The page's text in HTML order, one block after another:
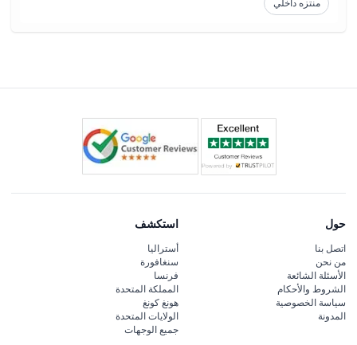
منتزه داخلي
حول
اتصل بنا
من نحن
الأسئلة الشائعة
الشروط والأحكام
سياسة الخصوصية
المدونة
استكشف
أستراليا
سنغافورة
فرنسا
المملكة المتحدة
هونغ كونغ
الولايات المتحدة
جميع الوجهات